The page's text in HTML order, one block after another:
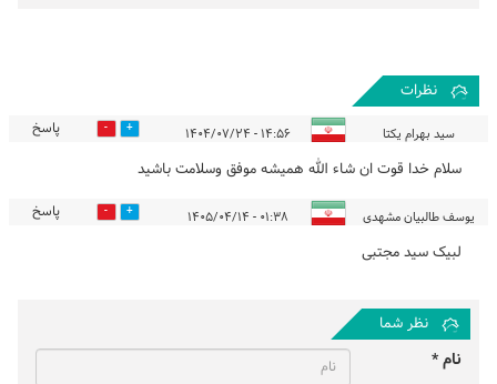
نظرات
سید بهرام يکتا ۱۴:۵۶ - ۱۴۰۴/۰۷/۲۴ 0 پاسخ
سلام خدا قوت ان شاء الله همیشه موفق وسلامت باشید
یوسف طالبیان مشهدی ۰۱:۳۸ - ۱۴۰۵/۰۴/۱۴ 0 پاسخ
لبیک سید مجتبی
نظر شما
نام *